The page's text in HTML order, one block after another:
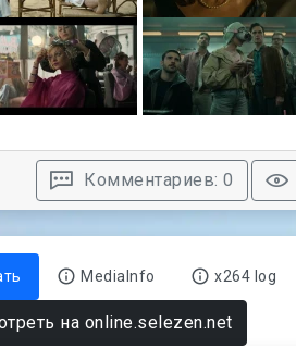
Комментариев: 0
MediaInfo x264 log
на online.selezen.net